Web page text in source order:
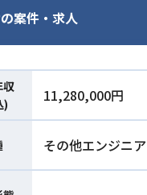
の案件・求人
収
)
11,280,000円
その他エンジニア